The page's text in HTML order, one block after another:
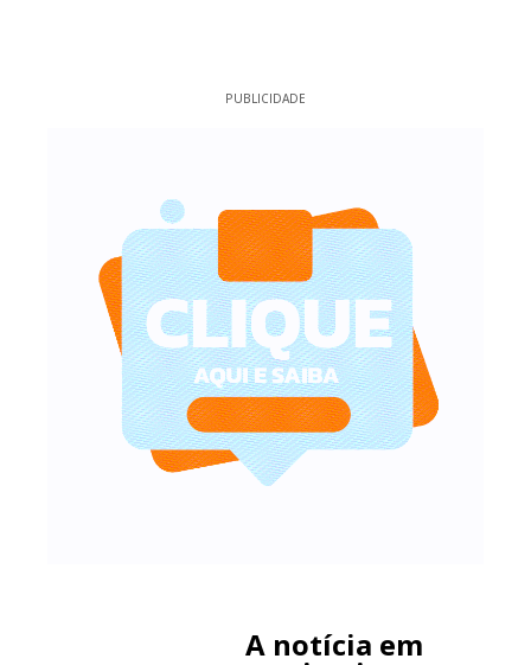
PUBLICIDADE
A notícia em